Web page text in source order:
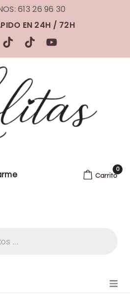
613 26 96 30
EN 24H / 72H
Carrito
0